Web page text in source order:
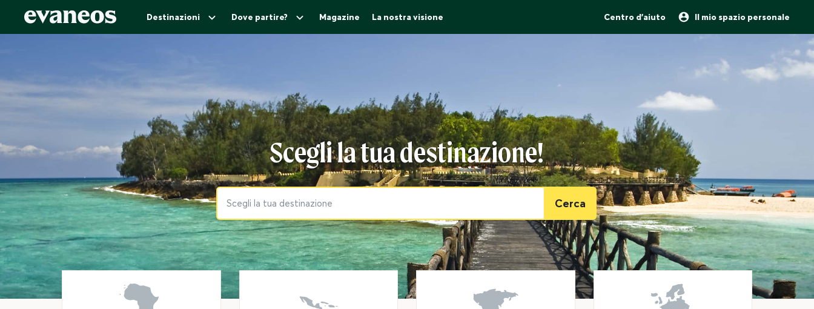
Destinazioni Dove partire? Magazine La nostra visione Centro d'aiuto Il mio spazio personale
Scegli la tua destinazione!
Cerca